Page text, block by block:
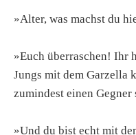
»Alter, was machst du
»Euch überraschen! Ihr
Jungs mit dem Garzella
zumindest einen
»Und du bist echt mit